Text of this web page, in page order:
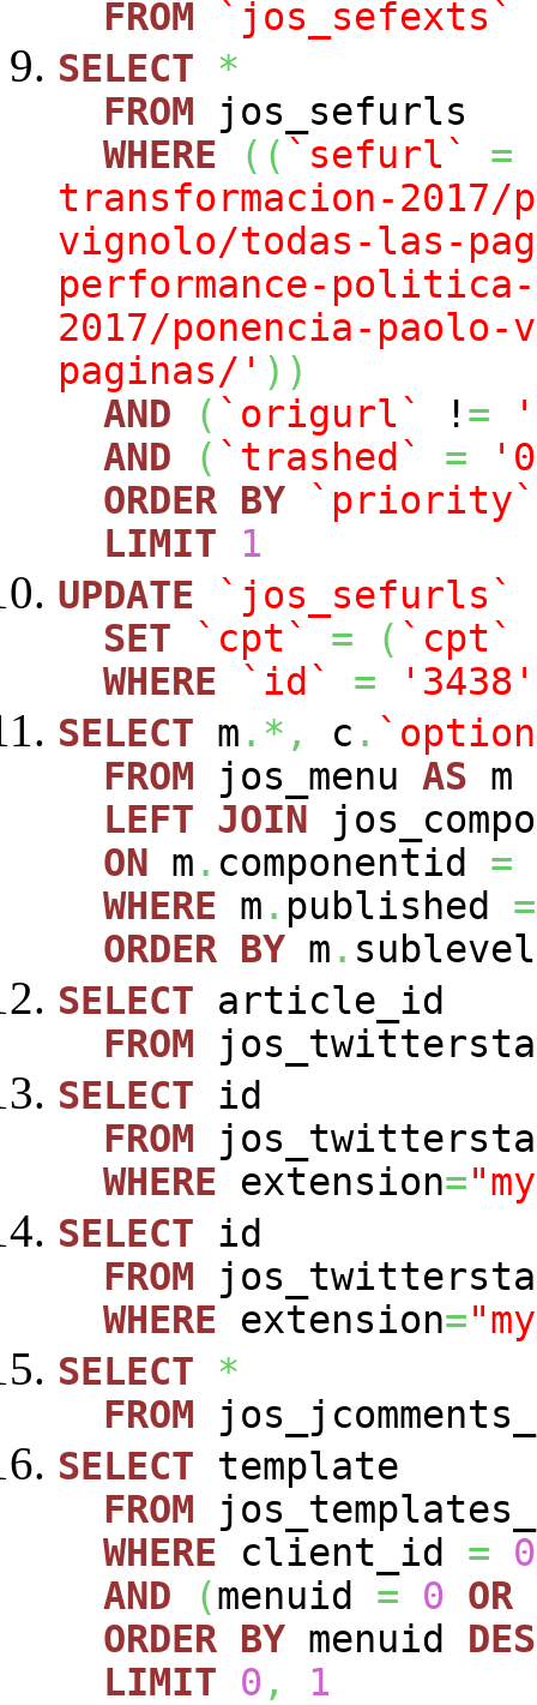
FROM
`jos_sefexts`
SELECT
*
FROM jos_sefurls
WHERE
( ( `sefurl` =
transformacion-2017/
vignolo/todas-las-
performance-
2017/ponencia-
paginas/' ) )
AND
( `origurl` ! =
AND
( `trashed` =
ORDER BY
`priority`
LIMIT
1
UPDATE
`jos_sefurls`
SET
`cpt` = ( `cpt`
WHERE
`id` =
'3438'
SELECT m .*, c .
FROM jos_menu AS m
LEFT JOIN
ON m . componentid =
WHERE m . published =
ORDER BY m . sublevel
SELECT article_id
FROM
SELECT id
FROM
WHERE extension=
SELECT id
FROM
WHERE extension=
SELECT
*
FROM
SELECT template
FROM
WHERE client_id =
0
AND
(menuid = 0 OR
ORDER BY menuid
LIMIT
0 ,
1